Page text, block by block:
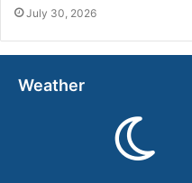
July 30, 2026
Weather